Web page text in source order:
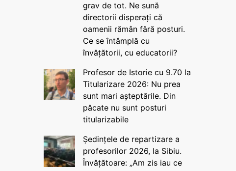
grav de tot. Ne sună
directorii disperați că
oamenii rămân fără posturi.
Ce se întâmplă cu
învățătorii, cu educatorii?
Profesor de Istorie cu 9.70 la
Titularizare 2026: Nu prea
sunt mari așteptările. Din
păcate nu sunt posturi
titularizabile
Ședințele de repartizare a
profesorilor 2026, la Sibiu.
Învățătoare: „Am zis iau ce